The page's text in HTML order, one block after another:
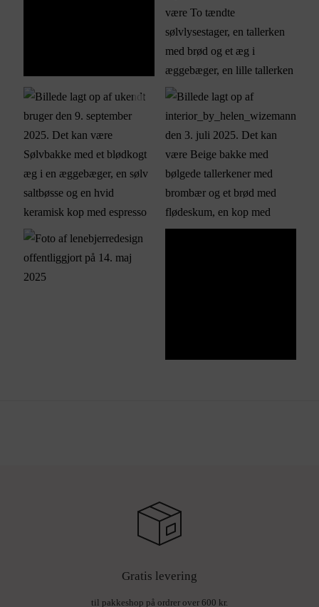
Gratis levering
til pakkeshop på ordrer over 600 kr.